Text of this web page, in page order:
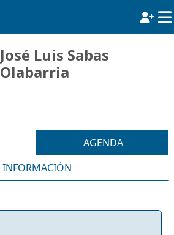
José Luis Sabas
Olabarria
AGENDA
INFORMACIÓN